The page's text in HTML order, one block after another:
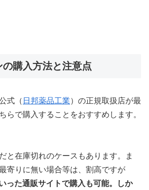
の購入方法と注意点
式（ 日邦薬品工業）の正規取扱店が最
らで購入することをおすすめします。
と在庫切れのケースもあります。ま
寄りに無い場合等は、割高ですが
った通販サイトで購入も可能。しか